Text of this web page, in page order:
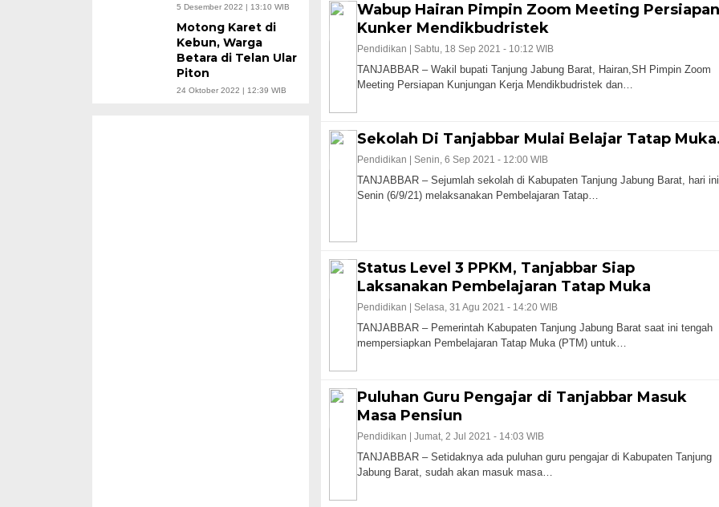
5 Desember 2022 | 13:10 WIB
Motong Karet di
Kebun, Warga
Betara di Telan Ular
Piton
24 Oktober 2022 | 12:39 WIB
Wabup Hairan Pimpin Zoom Meeting Persiapan
Kunker Mendikbudristek
Pendidikan | Sabtu, 18 Sep 2021 - 10:12 WIB
TANJABBAR – Wakil bupati Tanjung Jabung Barat, Hairan,SH Pimpin Zoom
Meeting Persiapan Kunjungan Kerja Mendikbudristek dan…
Sekolah Di Tanjabbar Mulai Belajar Tatap
Pendidikan | Senin, 6 Sep 2021 - 12:00 WIB
TANJABBAR – Sejumlah sekolah di Kabupaten Tanjung Jabung Barat, hari ini
Senin (6/9/21) melaksanakan Pembelajaran Tatap…
Status Level 3 PPKM, Tanjabbar Siap
Laksanakan Pembelajaran Tatap Muka
Pendidikan | Selasa, 31 Agu 2021 - 14:20 WIB
TANJABBAR – Pemerintah Kabupaten Tanjung Jabung Barat saat ini tengah
mempersiapkan Pembelajaran Tatap Muka (PTM) untuk…
Puluhan Guru Pengajar di Tanjabbar Masuk
Masa Pensiun
Pendidikan | Jumat, 2 Jul 2021 - 14:03 WIB
TANJABBAR – Setidaknya ada puluhan guru pengajar di Kabupaten Tanjung
Jabung Barat, sudah akan masuk masa…